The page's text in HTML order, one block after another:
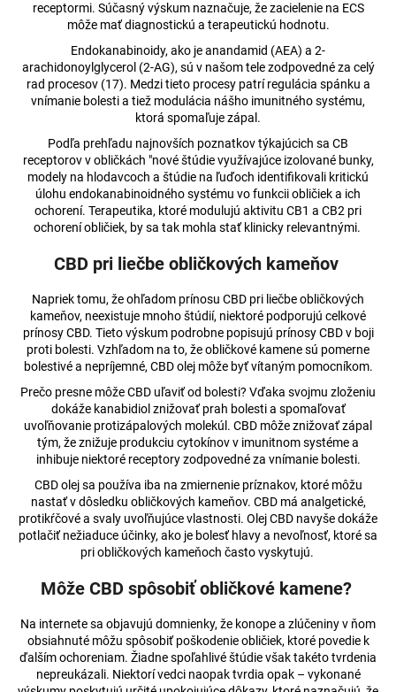
receptormi. Súčasný výskum naznačuje, že zacielenie na ECS
môže mať diagnostickú a terapeutickú hodnotu.
Endokanabinoidy, ako je anandamid (AEA) a 2-
arachidonoylglycerol (2-AG), sú v našom tele zodpovedné za celý
rad procesov (17). Medzi tieto procesy patrí regulácia spánku a
vnímanie bolesti a tiež modulácia nášho imunitného systému,
ktorá spomaľuje zápal.
Podľa prehľadu najnovších poznatkov týkajúcich sa CB
receptorov v obličkách "nové štúdie využívajúce izolované bunky,
modely na hlodavcoch a štúdie na ľuďoch identifikovali kritickú
úlohu endokanabinoidného systému vo funkcii obličiek a ich
ochorení. Terapeutika, ktoré modulujú aktivitu CB1 a CB2 pri
ochorení obličiek, by sa tak mohla stať klinicky relevantnými.
CBD pri liečbe obličkových kameňov
Napriek tomu, že ohľadom prínosu CBD pri liečbe obličkových
kameňov, neexistuje mnoho štúdií, niektoré podporujú celkové
prínosy CBD. Tieto výskum podrobne popisujú prínosy CBD v boji
proti bolesti. Vzhľadom na to, že obličkové kamene sú pomerne
bolestivé a nepríjemné, CBD olej môže byť vítaným pomocníkom.
Prečo presne môže CBD uľaviť od bolesti? Vďaka svojmu zloženiu
dokáže kanabidiol znižovať prah bolesti a spomaľovať
uvoľňovanie protizápalových molekúl. CBD môže znižovať zápal
tým, že znižuje produkciu cytokínov v imunitnom systéme a
inhibuje niektoré receptory zodpovedné za vnímanie bolesti.
CBD olej sa používa iba na zmiernenie príznakov, ktoré môžu
nastať v dôsledku obličkových kameňov. CBD má analgetické,
protikŕčové a svaly uvoľňujúce vlastnosti. Olej CBD navyše dokáže
potlačiť nežiaduce účinky, ako je bolesť hlavy a nevoľnosť, ktoré sa
pri obličkových kameňoch často vyskytujú.
Môže CBD spôsobiť obličkové kamene?
Na internete sa objavujú domnienky, že konope a zlúčeniny v ňom
obsiahnuté môžu spôsobiť poškodenie obličiek, ktoré povedie k
ďalším ochoreniam. Žiadne spoľahlivé štúdie však takéto tvrdenia
nepreukázali. Niektorí vedci naopak tvrdia opak – vykonané